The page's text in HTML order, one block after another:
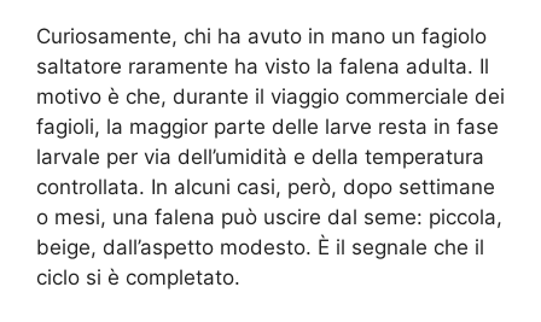
Curiosamente, chi ha avuto in mano un fagiolo
saltatore raramente ha visto la falena adulta. Il
motivo è che, durante il viaggio commerciale dei
fagioli, la maggior parte delle larve resta in fase
larvale per via dell’umidità e della temperatura
controllata. In alcuni casi, però, dopo settimane
o mesi, una falena può uscire dal seme: piccola,
beige, dall’aspetto modesto. È il segnale che il
ciclo si è completato.